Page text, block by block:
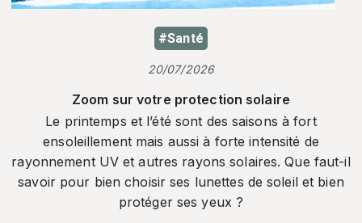
#Santé
20/07/2026
Zoom sur votre protection solaire
Le printemps et l’été sont des saisons à fort
ensoleillement mais aussi à forte intensité de
rayonnement UV et autres rayons solaires. Que faut-il
savoir pour bien choisir ses lunettes de soleil et bien
protéger ses yeux ?